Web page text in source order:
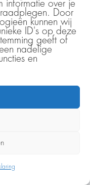
informatie over je
Door
kunnen wij
ID's op deze
geeft of
nadelige
en
KIEZEN.
zorgen dat het